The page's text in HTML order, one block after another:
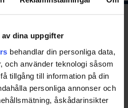
dina uppgifter
behandlar din personliga data,
och använder teknologi såsom
tillgång till information på din
personliga annonser och
åskådarinsikter